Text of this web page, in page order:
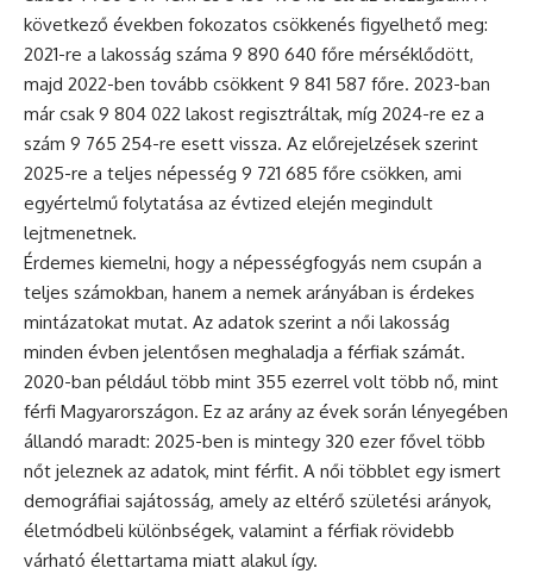
következő években fokozatos csökkenés figyelhető meg:
2021-re a lakosság száma 9 890 640 főre mérséklődött,
majd 2022-ben tovább csökkent 9 841 587 főre. 2023-ban
már csak 9 804 022 lakost regisztráltak, míg 2024-re ez a
szám 9 765 254-re esett vissza. Az előrejelzések szerint
2025-re a teljes népesség 9 721 685 főre csökken, ami
egyértelmű folytatása az évtized elején megindult
lejtmenetnek.
Érdemes kiemelni, hogy a népességfogyás nem csupán a
teljes számokban, hanem a nemek arányában is érdekes
mintázatokat mutat. Az adatok szerint a női lakosság
minden évben jelentősen meghaladja a férfiak számát.
2020-ban például több mint 355 ezerrel volt több nő, mint
férfi Magyarországon. Ez az arány az évek során lényegében
állandó maradt: 2025-ben is mintegy 320 ezer fővel több
nőt jeleznek az adatok, mint férfit. A női többlet egy ismert
demográfiai sajátosság, amely az eltérő születési arányok,
életmódbeli különbségek, valamint a férfiak rövidebb
várható élettartama miatt alakul így.